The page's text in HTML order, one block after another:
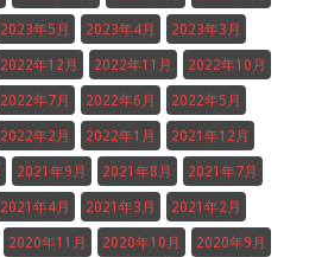
2023年5月 2023年4月 2023年3月
2022年12月 2022年11月 2022年10月
2022年7月 2022年6月 2022年5月
2022年2月 2022年1月 2021年12月
2021年9月 2021年8月 2021年7月
2021年4月 2021年3月 2021年2月
2020年11月 2020年10月 2020年9月